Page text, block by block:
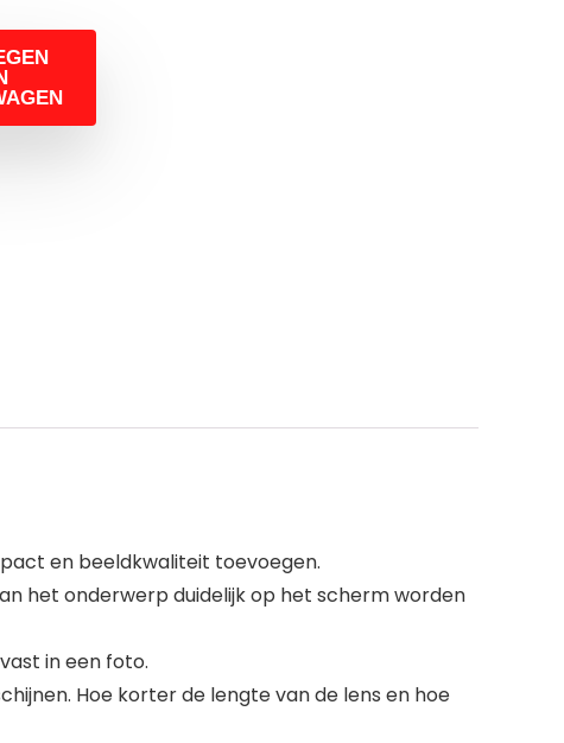
en beeldkwaliteit toevoegen.
het onderwerp duidelijk op het scherm worden
in een foto.
Hoe korter de lengte van de lens en hoe